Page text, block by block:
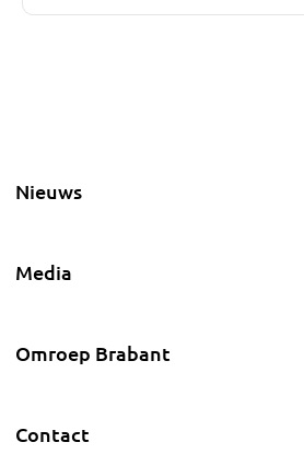
Nieuws
Media
Omroep Brabant
Contact